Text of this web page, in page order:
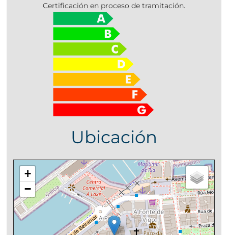
Certificación en proceso de tramitación.
Ubicación
+
−